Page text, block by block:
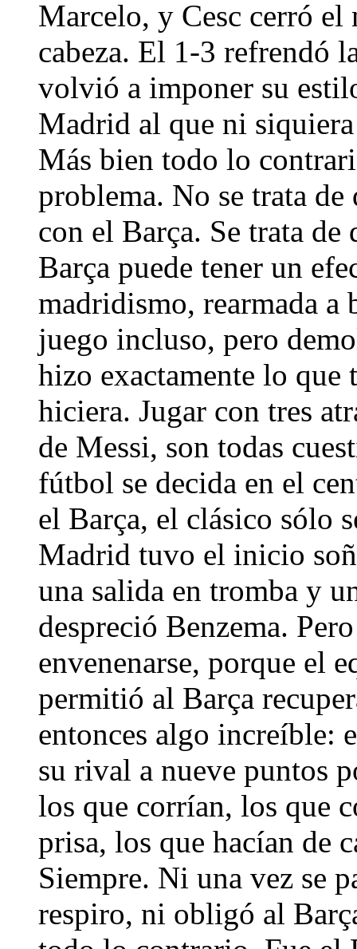
Marcelo, y Cesc cerró el
cabeza. El 1-3 refrendó
volvió a imponer su
Madrid al que ni
Más bien todo lo
problema. No se trata
con el Barça. Se trata
Barça puede tener un
madridismo, rearmada a
juego incluso, pero
hizo exactamente lo que
hiciera. Jugar con tres
de Messi, son todas
fútbol se decida en el
el Barça, el clásico sólo
Madrid tuvo el inicio
una salida en tromba y
despreció Benzema.
envenenarse, porque el
permitió al Barça
entonces algo increíble:
su rival a nueve puntos
los que corrían, los que
prisa, los que hacían de
Siempre. Ni una vez se
respiro, ni obligó al